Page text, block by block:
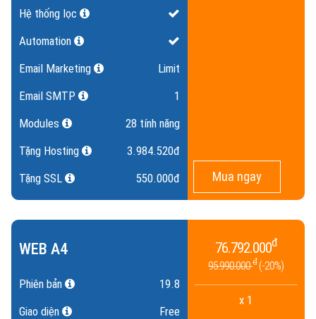
Hệ thống lọc
Automation
Email Marketing
Limit
Email SMTP
1
Modules
28 tính năng
Tặng Hosting
3.984.520đ
Tặng SSL
550.000đ Mua ngay
WEB A4
Phiên bản
19.8
Giao diện
Free
76.792.000đ
95.990.000đ 20%
x 1